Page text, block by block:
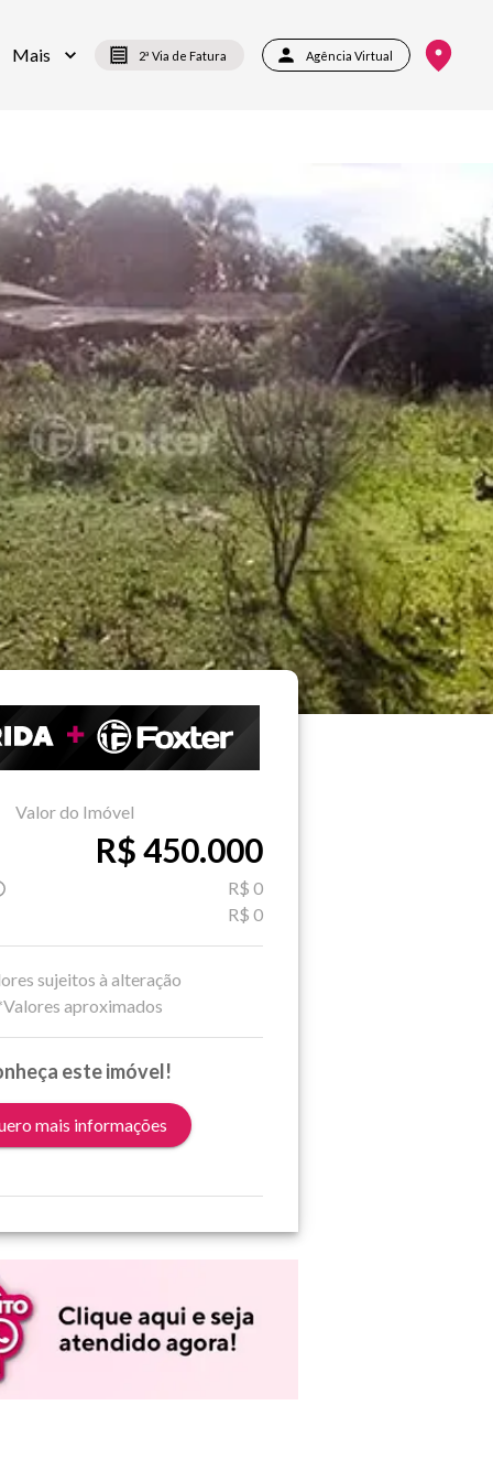
Mais 2ª Via de Fatura Agência Virtual
Valor do Imóvel
R$ 450.000
R$ 0
R$ 0
sujeitos à alteração
aproximados
este imóvel!
mais informações